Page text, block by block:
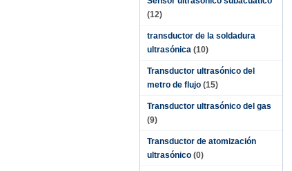
(12)
transductor de la soldadura
ultrasónica (10)
Transductor ultrasónico del
metro de flujo (15)
Transductor ultrasónico del gas
(9)
Transductor de atomización
ultrasónico (0)